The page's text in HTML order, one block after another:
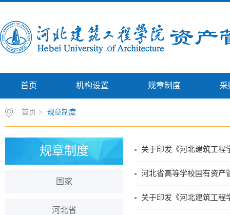
首页 机构设置 规章制度 采
首页 > 规章制度
规章制度
国家
河北省
关于印发《河北建筑工程
河北省高等学校国有资产
关于印发《河北建筑工程